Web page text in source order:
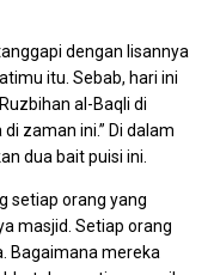
dengan lisannya
itu. Sebab, hari ini
al-Baqli di
zaman ini.” Di dalam
dua bait puisi ini.
setiap orang yang
masjid. Setiap orang
Bagaimana mereka